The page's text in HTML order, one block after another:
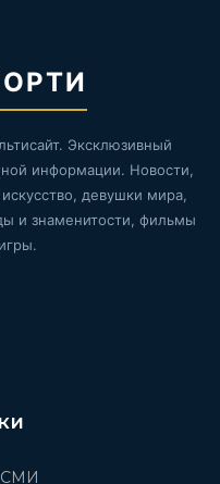
Эксклюзивный
информации. Новости,
девушки мира,
и знаменитости, фильмы
СМИ